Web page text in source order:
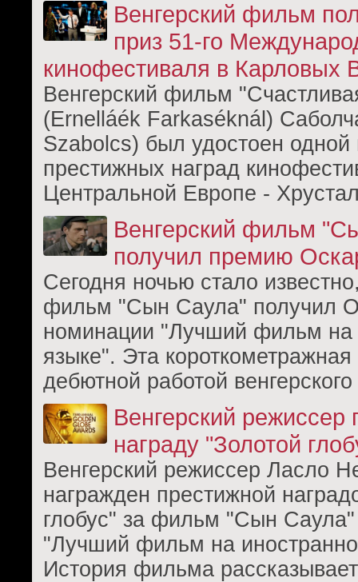
Венгерский фильм
приз 51-го
кинофестиваля в Карловых
Венгерский фильм
(Ernelláék Farkaséknál)
Szabolcs) был удостоен
престижных наград
Центральной Европе -
Венгерский фильм
получил премию
Сегодня ночью стало
фильм "Сын Саула" получил
номинации "Лучший фильм на
языке". Эта короткометражная
дебютной работой
Венгерский режиссер
награду "Золотой
Венгерский режиссер Ласло
награжден престижной
глобус" за фильм "Сын
"Лучший фильм на
История фильма